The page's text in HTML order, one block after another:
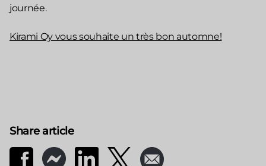
journée.
Kirami Oy vous souhaite un très bon automne!
Share article